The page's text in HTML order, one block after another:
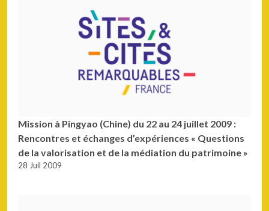
Mission à Pingyao (Chine) du 22 au 24 juillet 2009 :
Rencontres et échanges d’expériences « Questions
de la valorisation et de la médiation du patrimoine »
28 Juil 2009